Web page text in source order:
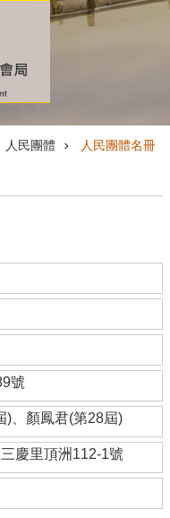
人民團體 人民團體名冊
號
)、顏鳳君(第28屆)
慶里頂洲112-1號